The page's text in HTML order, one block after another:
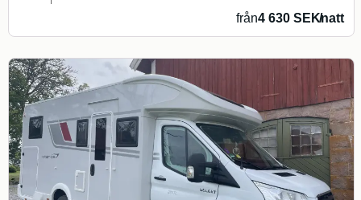
från4 630 SEK/natt